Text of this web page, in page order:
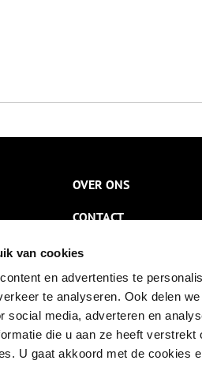
van cookies
en advertenties te
te analyseren. Ook delen
social media, adverteren en
die u aan ze heeft
U gaat akkoord met de cookies
OVER ONS
CONTACT
NIEUWSBRIEF
DISCLAIMER
PRIVACY
TOEGANKELIJKHEID